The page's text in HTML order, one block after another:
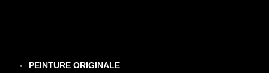
PEINTURE ORIGINALE